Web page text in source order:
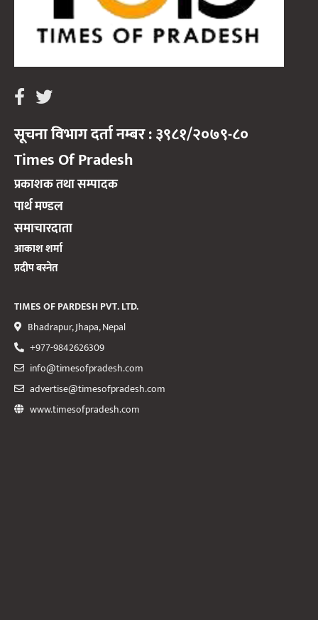
सूचना विभाग दर्ता नम्बर : ३९८१/२०७९-८०
Times Of Pradesh
प्रकाशक तथा सम्पादक
पार्थ मण्डल
समाचारदाता
आकाश शर्मा
प्रदीप बस्नेत
TIMES OF PARDESH PVT. LTD.
Bhadrapur, Jhapa, Nepal
+977-9842626309
info@timesofpradesh.com
advertise@timesofpradesh.com
www.timesofpradesh.com